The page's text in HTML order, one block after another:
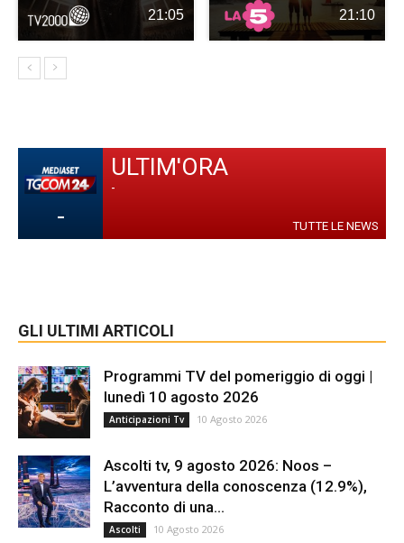
21:05 21:10
-
ULTIM'ORA
-
TUTTE LE NEWS
GLI ULTIMI ARTICOLI
Programmi TV del pomeriggio di oggi |
lunedì 10 agosto 2026
Anticipazioni Tv 10 Agosto 2026
Ascolti tv, 9 agosto 2026: Noos –
L’avventura della conoscenza (12.9%),
Racconto di una...
Ascolti 10 Agosto 2026